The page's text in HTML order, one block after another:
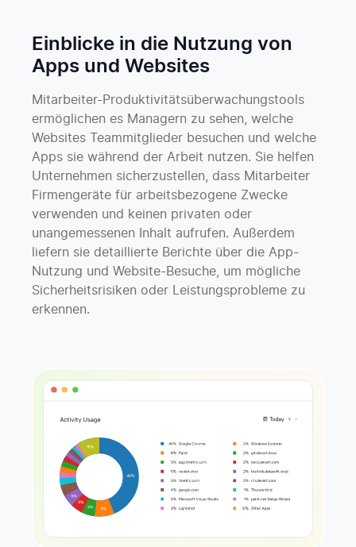
Einblicke in die Nutzung von
Apps und Websites
Mitarbeiter-Produktivitätsüber­wachungstools
ermöglichen es Managern zu sehen, welche
Websites Teammitglieder besuchen und welche
Apps sie während der Arbeit nutzen. Sie helfen
Unternehmen sicherzustellen, dass Mitarbeiter
Firmengeräte für arbeitsbezogene Zwecke
verwenden und keinen privaten oder
unangemessenen Inhalt aufrufen. Außerdem
liefern sie detaillierte Berichte über die App-
Nutzung und Website-Besuche, um mögliche
Sicherheitsrisiken oder Leistungsprobleme zu
erkennen.